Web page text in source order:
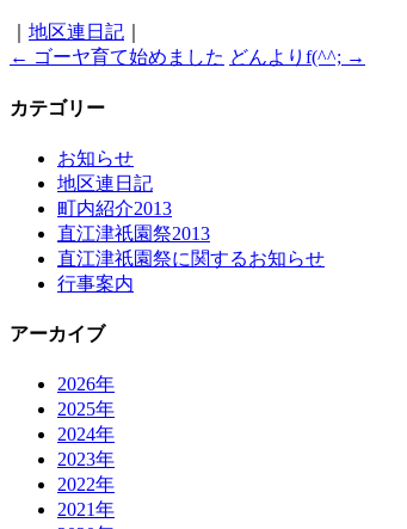
地区連日記
← ゴーヤ育て始めました どんよりf(^^; →
カテゴリー
お知らせ
地区連日記
町内紹介2013
直江津祇園祭2013
直江津祇園祭に関するお知らせ
行事案内
アーカイブ
2026年
2025年
2024年
2023年
2022年
2021年